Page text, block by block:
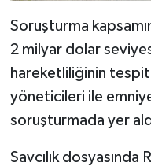
Soruşturma
2 milyar dolar
hareketliliğinin
yöneticileri ile
soruşturmada yer
Savcılık dosyasında